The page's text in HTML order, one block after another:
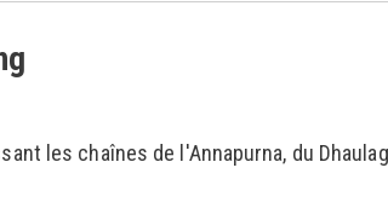
les chaînes de l'Annapurna, du